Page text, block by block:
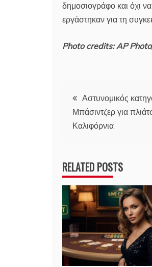
δημοσιογράφο και όχι
εργάστηκαν για τη
Photo credits: AP
Πλοήγηση
άρθρων
Αστυνομικός
Μπάσιντζερ για
Καλιφόρνια
RELATED POSTS